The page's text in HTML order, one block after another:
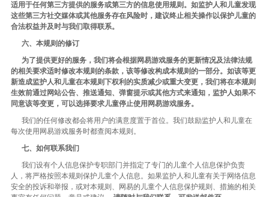
适用于任何第三方提供的服务或第三方的信息使用规则。如监护人和儿童发现
这些第三方社交媒体或其他服务存在风险时，建议终止相关操作以保护儿童的
合法权益并及时与我们取得联系。
六、本规则的修订
为了提供更好的服务，我们将会根据网易游戏服务的更新情况及法律法规
的相关要求适时修改本规则的条款，该等修改构成本规则的一部分。如该等更
新造成监护人和儿童在本规则下权利的实质减少或重大变更，我们将在本规则
生效前通过网站公告、推送通知、弹窗提示或其他方式来通知，监护人如果不
同意该等变更，可以选择要求儿童停止使用网易游戏服务。
我们的任何修改都会将用户的满意度置于首位。我们鼓励监护人和儿童在
每次使用网易游戏服务时都查阅本规则。
七、如何联系我们
我们设有个人信息保护专职部门并指定了专门的儿童个人信息保护负责
人，将严格按照本规则保护儿童个人信息。如果监护人和儿童有关于网络信息
安全的投诉和举报，或对本规则、网易的儿童个人信息保护规则、措施的相关